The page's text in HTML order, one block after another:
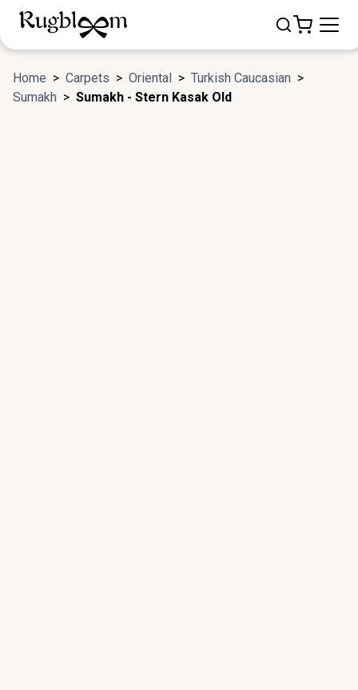
Home > Carpets > Oriental > Turkish Caucasian >
Sumakh > Sumakh - Stern Kasak Old